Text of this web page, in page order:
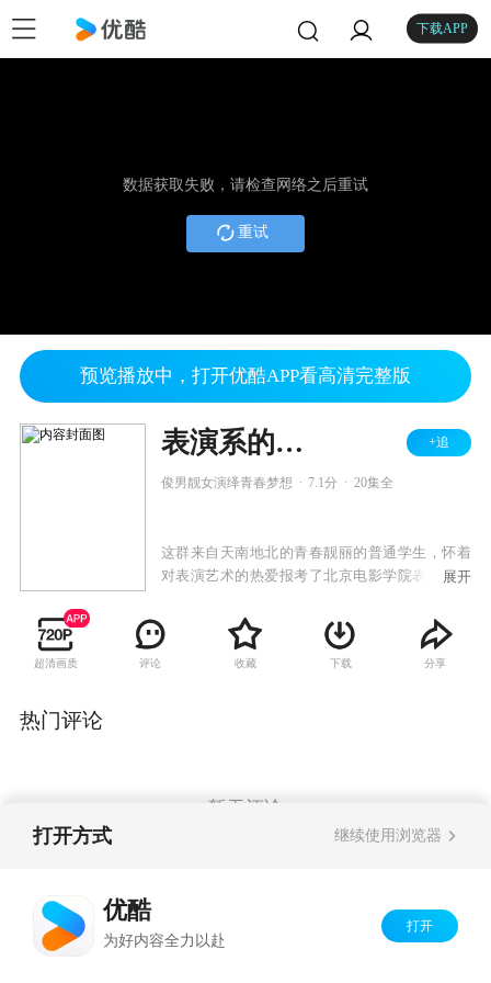
下载APP
数据获取失败，请检查网络之后重试
重试
预览播放中，打开优酷APP看高清完整版
表演系的故事 +追
俊男靓女演绎青春梦想 7.1分 20集全
这群来自天南地北的青春靓丽的普通学生，怀着
对表演艺术的热爱报考了北京电影学院表演系。
了报考前后种种曲折和坎坷之后，他们终于通过
自身坚持不懈地努力和永不放弃的信念如愿以偿
成为北京电影学院表演系的一员。
展开
超清画质 评论 收藏 下载 分享
热门评论
暂无评论
打开方式 继续使用浏览器
优酷
为好内容全力以赴
打开